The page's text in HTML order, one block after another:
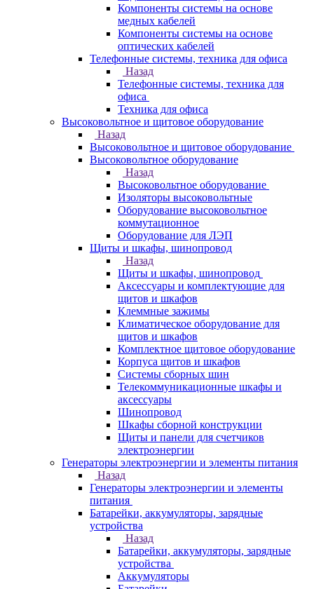
Компоненты системы на основе
медных кабелей
Компоненты системы на основе
оптических кабелей
Телефонные системы, техника для офиса
Назад
Телефонные системы, техника для
офиса
Техника для офиса
Высоковольтное и щитовое оборудование
Назад
Высоковольтное и щитовое оборудование
Высоковольтное оборудование
Назад
Высоковольтное оборудование
Изоляторы высоковольтные
Оборудование высоковольтное
коммутационное
Оборудование для ЛЭП
Щиты и шкафы, шинопровод
Назад
Щиты и шкафы, шинопровод
Аксессуары и комплектующие для
щитов и шкафов
Клеммные зажимы
Климатическое оборудование для
щитов и шкафов
Комплектное щитовое оборудование
Корпуса щитов и шкафов
Системы сборных шин
Телекоммуникационные шкафы и
аксессуары
Шинопровод
Шкафы сборной конструкции
Щиты и панели для счетчиков
электроэнергии
Генераторы электроэнергии и элементы питания
Назад
Генераторы электроэнергии и элементы
питания
Батарейки, аккумуляторы, зарядные
устройства
Назад
Батарейки, аккумуляторы, зарядные
устройства
Аккумуляторы